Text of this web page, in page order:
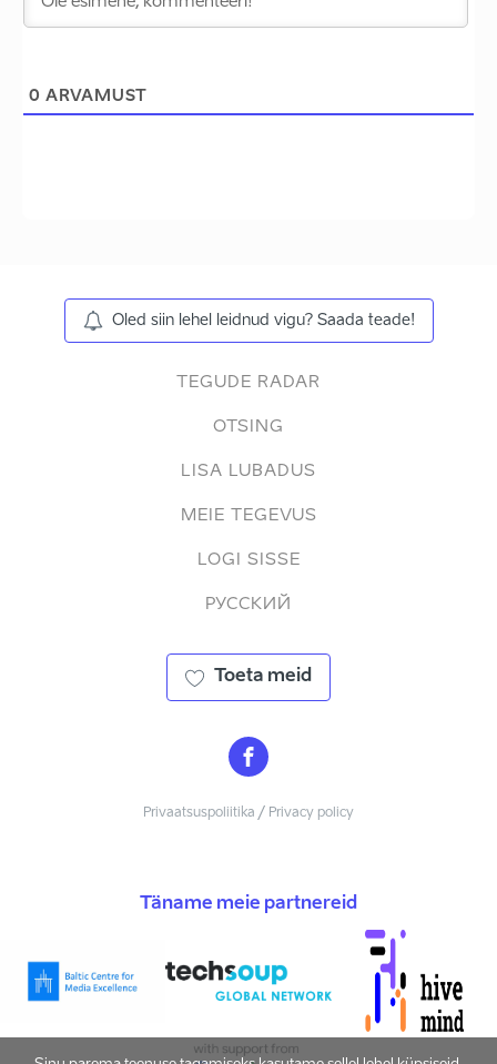
0 ARVAMUST
Oled siin lehel leidnud vigu? Saada teade!
TEGUDE RADAR
OTSING
LISA LUBADUS
MEIE TEGEVUS
LOGI SISSE
РУССКИЙ
Toeta meid
Privaatsuspoliitika / Privacy policy
Täname meie partnereid